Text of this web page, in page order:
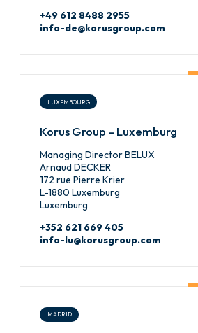
+49 612 8488 2955
info-de@korusgroup.com
LUXEMBOURG
Korus Group – Luxemburg
Managing Director BELUX
Arnaud DECKER
172 rue Pierre Krier
L-1880 Luxemburg
Luxemburg
+352 621 669 405
info-lu@korusgroup.com
MADRID